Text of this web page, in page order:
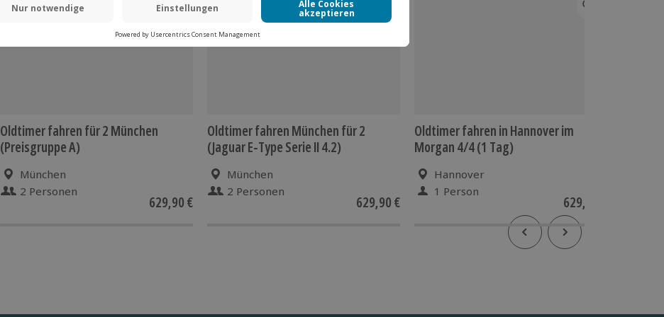
Oldtimer fahren für 2 München
(Preisgruppe A)
München
2 Personen
629,90 €
Oldtimer fahren München für 2
(Jaguar E-Type Serie II 4.2)
München
2 Personen
629,90 €
Oldtimer fahren in Hannover im
Morgan 4/4 (1 Tag)
Hannover
1 Person
629,90 €